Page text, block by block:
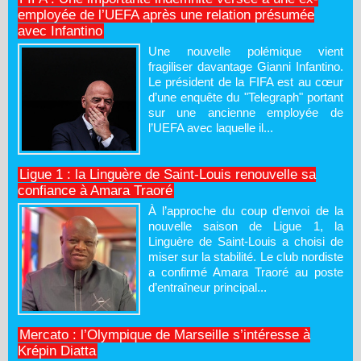
employée de l’UEFA après une relation présumée
avec Infantino
Une nouvelle polémique vient
fragiliser davantage Gianni Infantino.
Le président de la FIFA est au cœur
d’une enquête du "Telegraph" portant
sur une ancienne employée de
l’UEFA avec laquelle il...
Ligue 1 : la Linguère de Saint-Louis renouvelle sa
confiance à Amara Traoré
À l’approche du coup d’envoi de la
nouvelle saison de Ligue 1, la
Linguère de Saint-Louis a choisi de
miser sur la stabilité. Le club nordiste
a confirmé Amara Traoré au poste
d’entraîneur principal...
Mercato : l’Olympique de Marseille s’intéresse à
Krépin Diatta